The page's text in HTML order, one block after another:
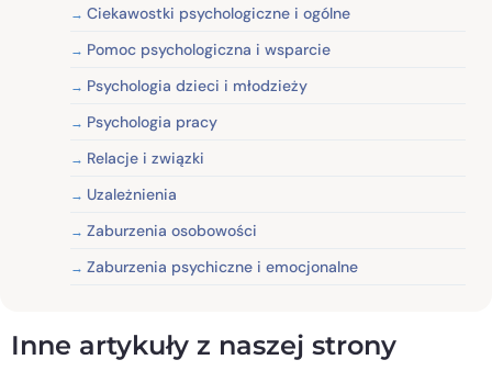
Ciekawostki psychologiczne i ogólne
Pomoc psychologiczna i wsparcie
Psychologia dzieci i młodzieży
Psychologia pracy
Relacje i związki
Uzależnienia
Zaburzenia osobowości
Zaburzenia psychiczne i emocjonalne
Inne artykuły z naszej strony